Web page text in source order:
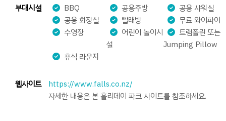
부대시설 BBQ 공용주방
공용 샤워실
공용 화장실
빨래방
무료 와이파이
수영장
어린이 놀이시
설
트램폴린 또는
Jumping Pillow
휴식 라운지
웹사이트
https://www.falls.co.nz/
자세한 내용은 본 홀리데이 파크 사이트를 참조하세요.